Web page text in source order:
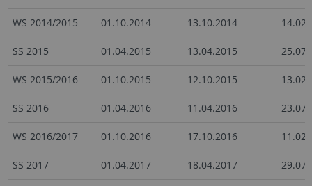
WS 2014/2015 01.10.2014 13.10.2014
SS 2015 01.04.2015 13.04.2015
WS 2015/2016 01.10.2015 12.10.2015
SS 2016 01.04.2016 11.04.2016
WS 2016/2017 01.10.2016 17.10.2016
SS 2017 01.04.2017 18.04.2017